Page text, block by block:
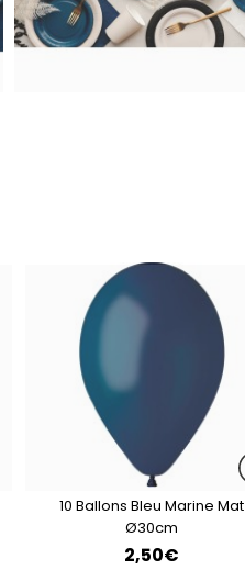
10 Ballons Bleu Marine Mat
Ø30cm
2,50€